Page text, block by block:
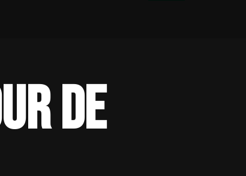
de